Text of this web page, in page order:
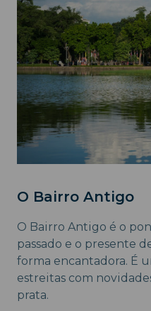
O Bairro Antigo
O Bairro Antigo é o
passado e o presente
forma encantadora. É
estreitas com
prata.